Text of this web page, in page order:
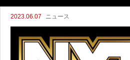
2023.06.07 ニュース